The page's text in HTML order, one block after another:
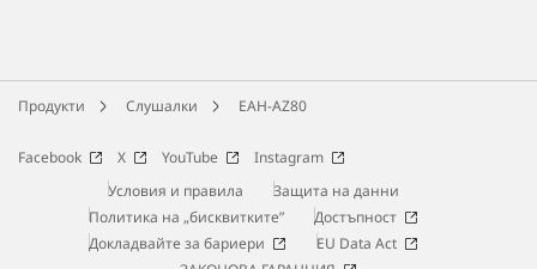
Продукти Слушалки EAH-AZ80
Facebook X YouTube
Instagram
Условия и правила
Защита на данни
Политика на „бисквитките”
Достъпност
Докладвайте за бариери
EU Data Act